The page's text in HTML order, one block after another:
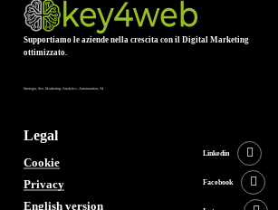
Supportiamo le aziende nella crescita con il Digital Marketing
ottimizzato.
Strategia, Seo, Marketing, Analytics, Automantion, AI
Legal
Cookie
Privacy
English version
Linkedin
Facebook